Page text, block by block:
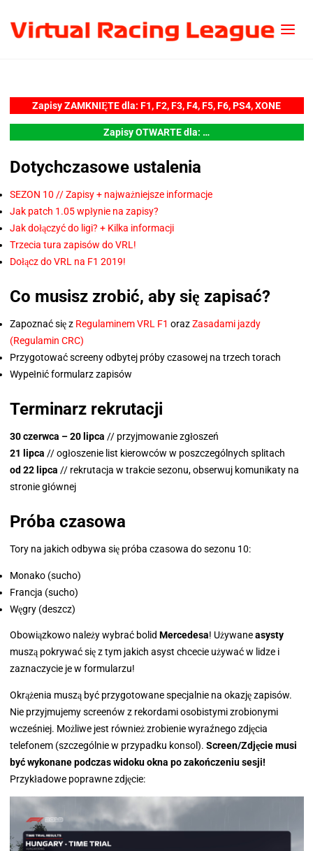
Zapisy ZAMKNIĘTE dla: F1, F2, F3,F4, F5, F6, PS4, XONE
Zapisy OTWARTE dla: …
Dotychczasowe ustalenia
SEZON 10 // Zapisy + najważniejsze informacje
Jak patch 1.05 wpłynie na zapisy?
Jak dołączyć do ligi? + Kilka informacji
Trzecia tura zapisów do VRL!
Dołącz do VRL na F1 2019!
Co musisz zrobić, aby się zapisać?
Zapoznać się z Regulaminem VRL F1 orazZasadami jazdy
(Regulamin CRC)
Przygotować screeny odbytej próby czasowej na trzech torach
Wypełnić formularz zapisów
Terminarz rekrutacji
30 czerwca – 20 lipca // przyjmowanie zgłoszeń
21 lipca // ogłoszenie list kierowców w poszczególnych splitach
od 22 lipca // rekrutacja w trakcie sezonu, obserwuj komunikaty na
stronie głównej
Próba czasowa
Tory na jakich odbywa się próba czasowa do sezonu 10:
Monako (sucho)
Francja (sucho)
Węgry (deszcz)
Obowiązkowo należy wybrać bolid Mercedesa! Używaneasysty
muszą pokrywać się z tym jakich asyst chcecie używać w lidze i
zaznaczycie je w formularzu!
Okrążenia muszą być przygotowane specjalnie na okazję zapisów.
Nie przyjmujemy screenów z rekordami osobistymi zrobionymi
wcześniej. Możliwe jest również zrobienie wyraźnego zdjęcia
telefonem (szczególnie w przypadku konsol). Screen/Zdjęcie musi
być wykonane podczas widoku okna po zakończeniu sesji!
Przykładowe poprawne zdjęcie: